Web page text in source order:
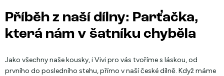
Příběh z naší dílny: Parťačka,
která nám v šatníku chyběla
Jako všechny naše kousky, i Vivi pro vás tvoříme s láskou, od
prvního do posledního stehu, přímo v naší české dílně. Když máme